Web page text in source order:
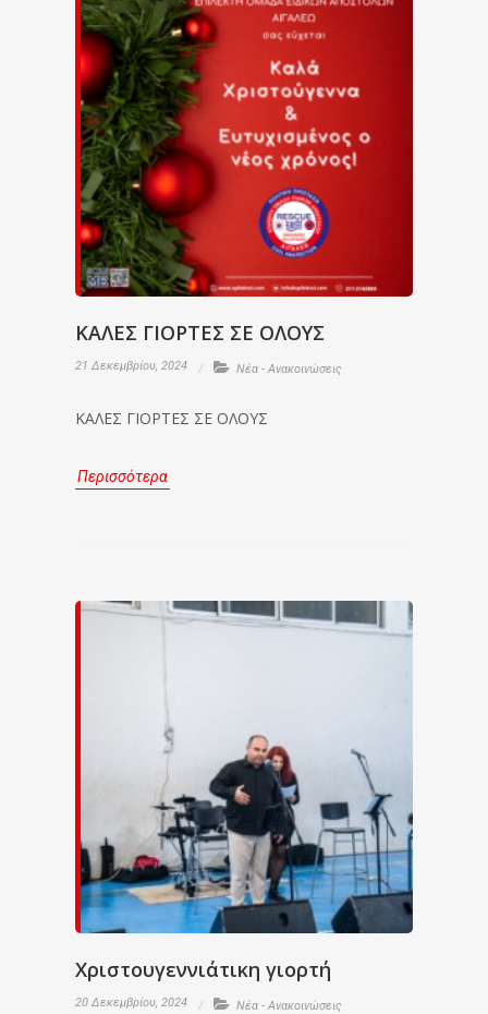
ΚΑΛΕΣ ΓΙΟΡΤΕΣ ΣΕ ΟΛΟΥΣ
21 Δεκεμβρίου, 2024 Νέα - Ανακοινώσεις
ΚΑΛΕΣ ΓΙΟΡΤΕΣ ΣΕ ΟΛΟΥΣ
Περισσότερα
Χριστουγεννιάτικη γιορτή
20 Δεκεμβρίου, 2024 Νέα - Ανακοινώσεις